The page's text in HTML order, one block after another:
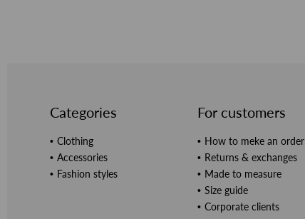
Categories
Clothing
Accessories
Fashion styles
For customers
How to meke an order
Returns & exchanges
Made to measure
Size guide
Corporate clients